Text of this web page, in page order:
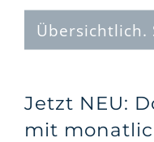
Übersichtlich.
Jetzt NEU:
mit